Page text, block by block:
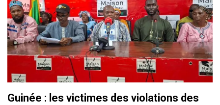
Guinée : les victimes des violations des